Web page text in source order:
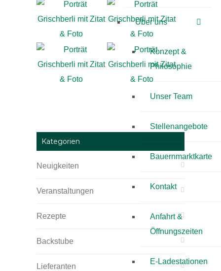
Über uns
Konzept &
Philosophie
Unser Team
Stellenangebote
Bauernmarktkarte
Kontakt
Anfahrt &
Öffnungszeiten
E-Ladestationen
Kategorien
Neuigkeiten
Veranstaltungen
Rezepte
Backstube
Lieferanten